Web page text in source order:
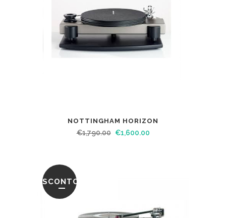
NOTTINGHAM HORIZON
€1,790.00 €1,600.00
SCONTO